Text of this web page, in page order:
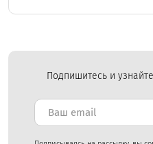
Подпишитесь и